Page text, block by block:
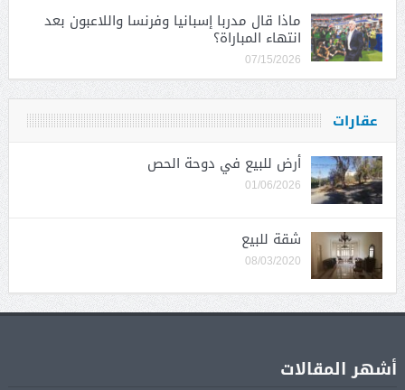
ماذا قال مدربا إسبانيا وفرنسا واللاعبون بعد
انتهاء المباراة؟
07/15/2026
عقارات
أرض للبيع في دوحة الحص
01/06/2026
شقة للبيع
08/03/2020
أشهر المقالات